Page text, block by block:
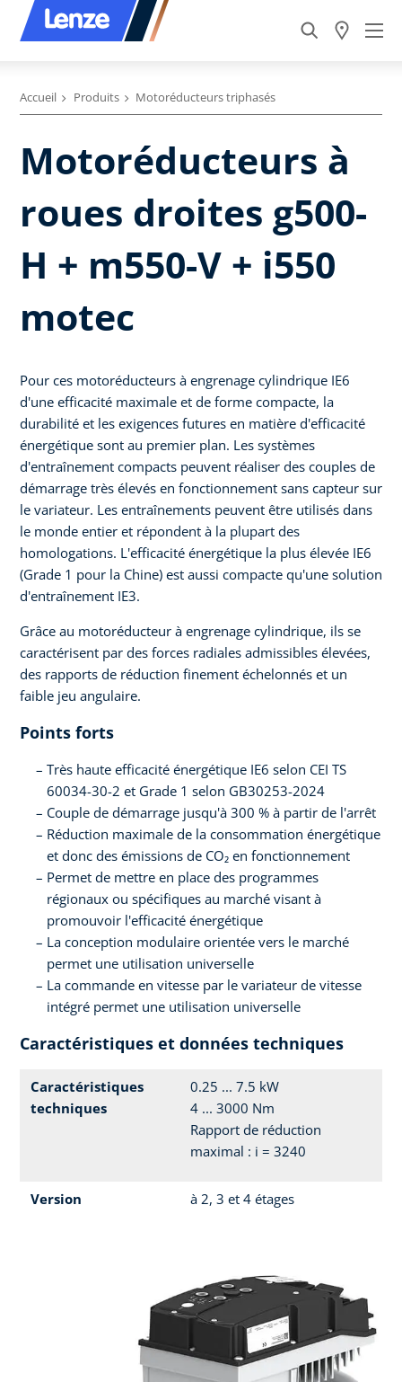
Accueil Produits Motoréducteurs triphasés
Motoréducteurs à
roues droites g500-
H + m550-V + i550
motec
Pour ces motoréducteurs à engrenage cylindrique IE6
d'une efficacité maximale et de forme compacte, la
durabilité et les exigences futures en matière d'efficacité
énergétique sont au premier plan. Les systèmes
d'entraînement compacts peuvent réaliser des couples de
démarrage très élevés en fonctionnement sans capteur sur
le variateur. Les entraînements peuvent être utilisés dans
le monde entier et répondent à la plupart des
homologations. L'efficacité énergétique la plus élevée IE6
(Grade 1 pour la Chine) est aussi compacte qu'une solution
d'entraînement IE3.
Grâce au motoréducteur à engrenage cylindrique, ils se
caractérisent par des forces radiales admissibles élevées,
des rapports de réduction finement échelonnés et un
faible jeu angulaire.
Points forts
Très haute efficacité énergétique IE6 selon CEI TS
60034-30-2 et Grade 1 selon GB30253-2024
Couple de démarrage jusqu'à 300 % à partir de l'arrêt
Réduction maximale de la consommation énergétique
et donc des émissions de CO₂ en fonctionnement
Permet de mettre en place des programmes
régionaux ou spécifiques au marché visant à
promouvoir l'efficacité énergétique
La conception modulaire orientée vers le marché
permet une utilisation universelle
La commande en vitesse par le variateur de vitesse
intégré permet une utilisation universelle
Caractéristiques et données techniques
Caractéristiques
techniques
0.25 ... 7.5 kW
4 ... 3000 Nm
Rapport de réduction
maximal : i = 3240
Version à 2, 3 et 4 étages